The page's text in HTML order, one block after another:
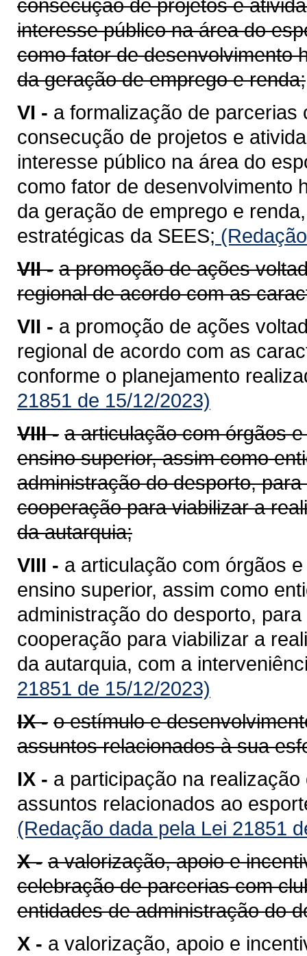
consecução de projetos e
interesse público na área do
como fator de desenvolvimento
da geração de emprego e renda;
VI - a formalização de
consecução de projetos e
interesse público na área do
como fator de desenvolvimento
da geração de emprego e
estratégicas da SEES;
VII - a promoção de ações
regional de acordo com as
VII - a promoção de ações
regional de acordo com as
conforme o planejamento
21851 de 15/12/2023)
VIII - a articulação com órgãos
ensino superior, assim como
administração do desporto,
cooperação para viabilizar a
da autarquia;
VIII - a articulação com órgãos
ensino superior, assim como
administração do desporto,
cooperação para viabilizar a
da autarquia, com a
21851 de 15/12/2023)
IX - o estímulo e
assuntos relacionados à sua
IX - a participação na
assuntos relacionados ao
(Redação dada pela Lei 21851
X - a valorização, apoio e
celebração de parcerias com
entidades de administração do
X - a valorização, apoio e